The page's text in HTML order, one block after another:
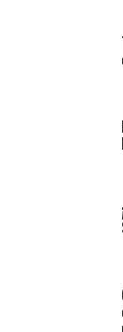
explicarnos
etapa de la
componentes
mecánicas
soporte a la
ingeniería,
para construir
los pioneros